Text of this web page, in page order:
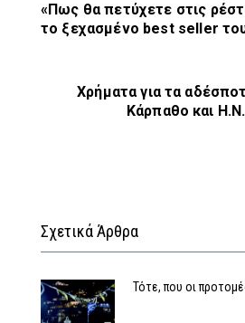
«Πως θα πετύχετε στις
το ξεχασμένο best seller
Χρήματα για τα
Κάρπαθο και
Σχετικά Άρθρα
Τότε, που οι